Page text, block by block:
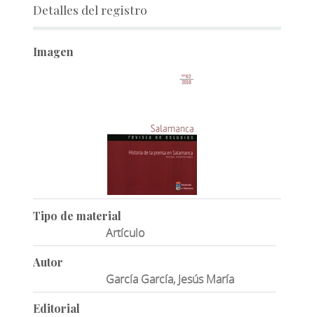
Detalles del registro
Imagen
Tipo de material
Artículo
Autor
García García, Jesús María
Editorial